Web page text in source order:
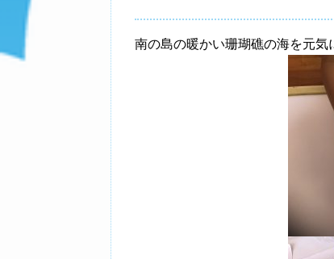
南の島の暖かい珊瑚礁の海を元